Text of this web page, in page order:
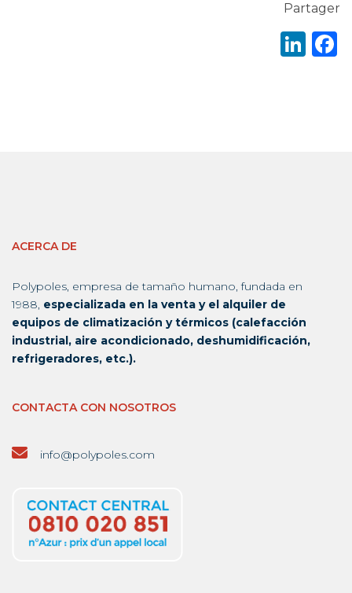
Partager
ACERCA DE
Polypoles, empresa de tamaño humano, fundada en
1988, especializada en la venta y el alquiler de
equipos de climatización y térmicos (calefacción
industrial, aire acondicionado, deshumidificación,
refrigeradores, etc.).
CONTACTA CON NOSOTROS
info@polypoles.com